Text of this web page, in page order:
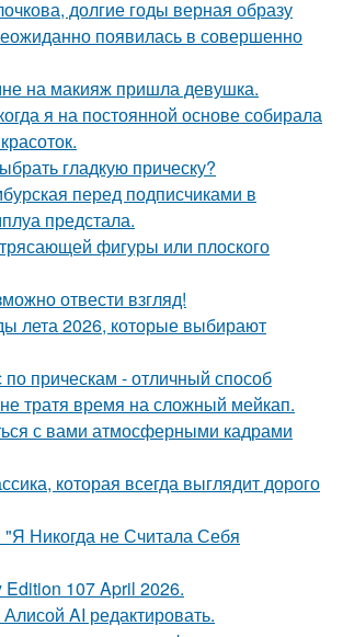
долгие годы верная образу
появилась в совершенно
на макияж пришла девушка.
я на постоянной основе собирала
гладкую прическу?
перед подписчиками в
предстала.
фигуры или плоского
отвести взгляд!
лета 2026, которые выбирают
по прическам - отличный способ
тратя время на сложный мейкап.
с вами атмосферными кадрами
которая всегда выглядит дорого
Никогда не Считала Себя
Edition 107 April 2026.
AI редактировать.